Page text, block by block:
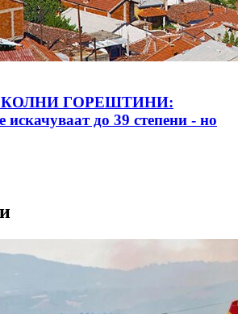
ГОРЕШТИНИ:
искачуваат до 39 степени - но